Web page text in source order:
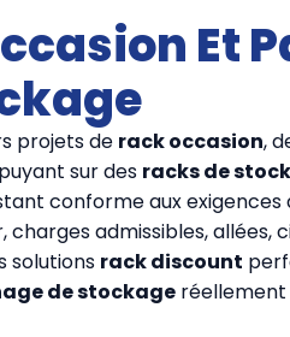
Et
projets de rack occasion,
sur des racks de
conforme aux exigences
admissibles, allées,
solutions rack discount
de stockage réellement